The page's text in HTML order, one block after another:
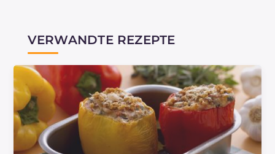
VERWANDTE REZEPTE